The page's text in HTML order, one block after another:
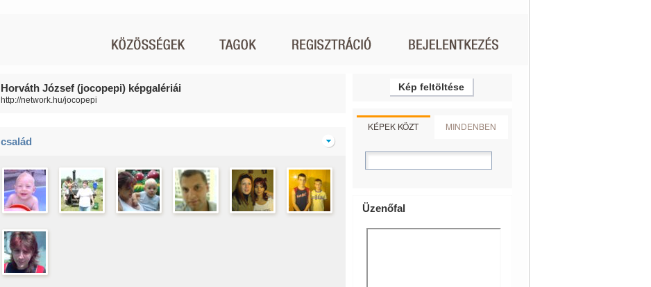
Horváth József (jocopepi) képgalériái
http://network.hu/jocopepi
család
Kép feltöltése
KÉPEK KÖZT MINDENBEN
Üzenőfal